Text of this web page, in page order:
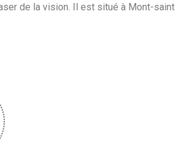
de la vision. Il est situé à Mont-saint